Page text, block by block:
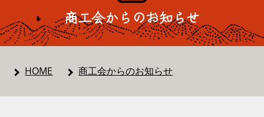
商工会からのお知らせ
HOME 商工会からのお知らせ